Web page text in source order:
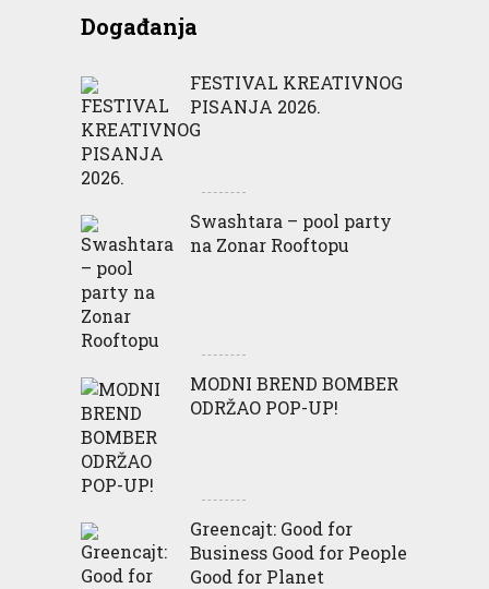
Događanja
FESTIVAL KREATIVNOG
PISANJA 2026.
Swashtara – pool party
na Zonar Rooftopu
MODNI BREND BOMBER
ODRŽAO POP-UP!
Greencajt: Good for
Business Good for People
Good for Planet